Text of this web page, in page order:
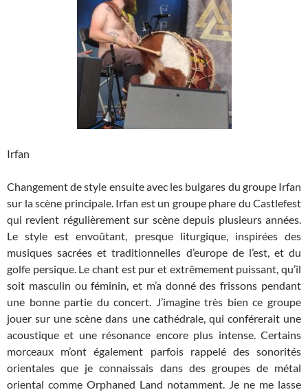
Irfan
Changement de style ensuite avec les bulgares du groupe Irfan
sur la scène principale. Irfan est un groupe phare du Castlefest
qui revient régulièrement sur scène depuis plusieurs années.
Le style est envoûtant, presque liturgique, inspirées des
musiques sacrées et traditionnelles d’europe de l’est, et du
golfe persique. Le chant est pur et extrêmement puissant, qu’il
soit masculin ou féminin, et m’a donné des frissons pendant
une bonne partie du concert. J’imagine très bien ce groupe
jouer sur une scène dans une cathédrale, qui conférerait une
acoustique et une résonance encore plus intense. Certains
morceaux m’ont également parfois rappelé des sonorités
orientales que je connaissais dans des groupes de métal
oriental comme Orphaned Land notamment. Je ne me lasse